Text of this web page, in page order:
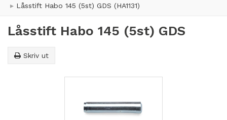
Låsstift Habo 145 (5st) GDS (HA1131)
Låsstift Habo 145 (5st) GDS
Skriv ut